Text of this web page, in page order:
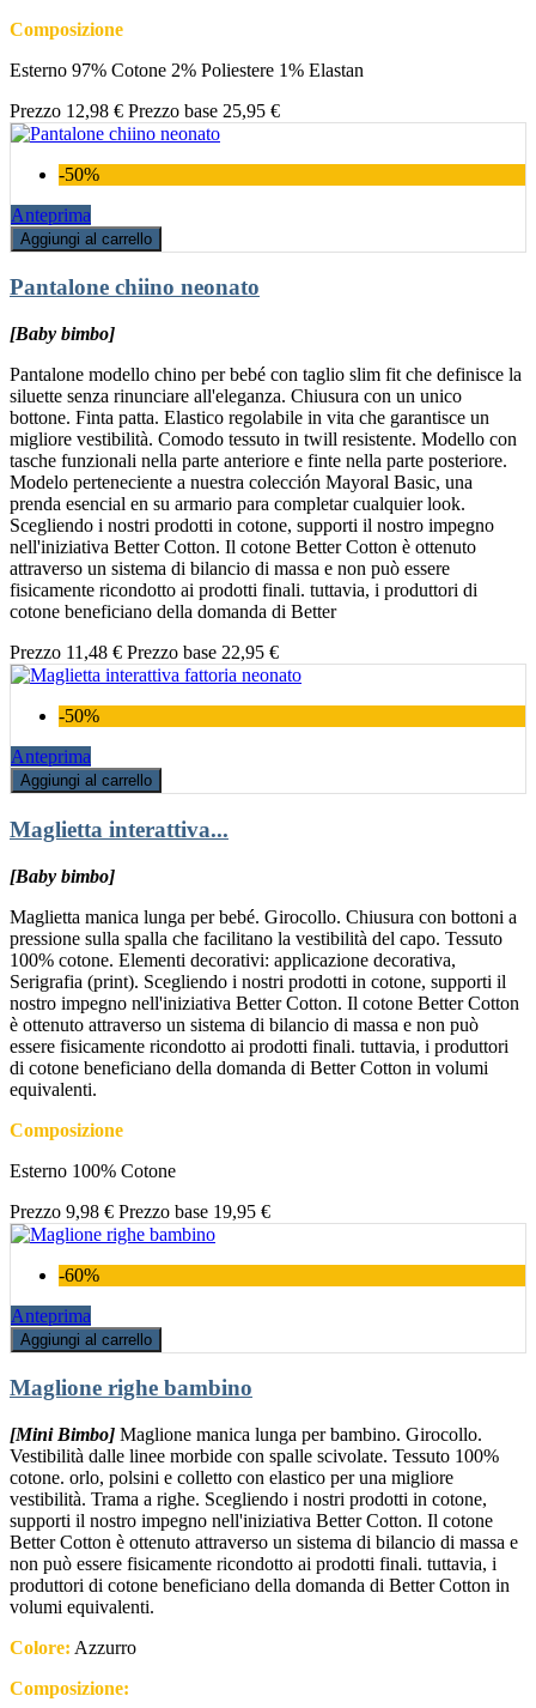
Composizione
Esterno 97% Cotone 2% Poliestere 1% Elastan
Prezzo 12,98 € Prezzo base 25,95 €
-50%
Anteprima
Aggiungi al carrello
Pantalone chiino neonato
[Baby bimbo]
Pantalone modello chino per bebé con taglio slim fit che definisce la
siluette senza rinunciare all'eleganza. Chiusura con un unico
bottone. Finta patta. Elastico regolabile in vita che garantisce un
migliore vestibilità. Comodo tessuto in twill resistente. Modello con
tasche funzionali nella parte anteriore e finte nella parte posteriore.
Modelo perteneciente a nuestra colección Mayoral Basic, una
prenda esencial en su armario para completar cualquier look.
Scegliendo i nostri prodotti in cotone, supporti il nostro impegno
nell'iniziativa Better Cotton. Il cotone Better Cotton è ottenuto
attraverso un sistema di bilancio di massa e non può essere
fisicamente ricondotto ai prodotti finali. tuttavia, i produttori di
cotone beneficiano della domanda di Better
Prezzo 11,48 € Prezzo base 22,95 €
-50%
Anteprima
Aggiungi al carrello
Maglietta interattiva...
[Baby bimbo]
Maglietta manica lunga per bebé. Girocollo. Chiusura con bottoni a
pressione sulla spalla che facilitano la vestibilità del capo. Tessuto
100% cotone. Elementi decorativi: applicazione decorativa,
Serigrafia (print). Scegliendo i nostri prodotti in cotone, supporti il
nostro impegno nell'iniziativa Better Cotton. Il cotone Better Cotton
è ottenuto attraverso un sistema di bilancio di massa e non può
essere fisicamente ricondotto ai prodotti finali. tuttavia, i produttori
di cotone beneficiano della domanda di Better Cotton in volumi
equivalenti.
Composizione
Esterno 100% Cotone
Prezzo 9,98 € Prezzo base 19,95 €
-60%
Anteprima
Aggiungi al carrello
Maglione righe bambino
[Mini Bimbo] Maglione manica lunga per bambino. Girocollo.
Vestibilità dalle linee morbide con spalle scivolate. Tessuto 100%
cotone. orlo, polsini e colletto con elastico per una migliore
vestibilità. Trama a righe. Scegliendo i nostri prodotti in cotone,
supporti il nostro impegno nell'iniziativa Better Cotton. Il cotone
Better Cotton è ottenuto attraverso un sistema di bilancio di massa e
non può essere fisicamente ricondotto ai prodotti finali. tuttavia, i
produttori di cotone beneficiano della domanda di Better Cotton in
volumi equivalenti.
Colore: Azzurro
Composizione: